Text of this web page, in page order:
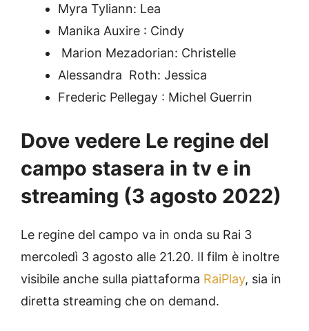
Myra Tyliann: Lea
Manika Auxire : Cindy
Marion Mezadorian: Christelle
Alessandra Roth: Jessica
Frederic Pellegay : Michel Guerrin
Dove vedere Le regine del
campo stasera in tv e in
streaming (3 agosto 2022)
Le regine del campo va in onda su Rai 3
mercoledì 3 agosto alle 21.20. Il film è inoltre
visibile anche sulla piattaforma RaiPlay, sia in
diretta streaming che on demand.